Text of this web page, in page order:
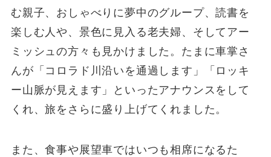
む親子、おしゃべりに夢中のグループ、読書を
楽しむ人や、景色に見入る老夫婦、そしてアー
ミッシュの方々も見かけました。たまに車掌さ
んが「コロラド川沿いを通過します」「ロッキ
ー山脈が見えます」といったアナウンスをして
くれ、旅をさらに盛り上げてくれました。
また、食事や展望車ではいつも相席になるた